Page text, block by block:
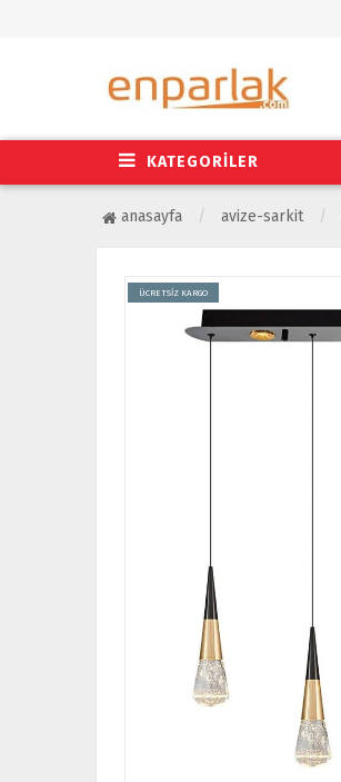
KATEGORİLER
anasayfa avize-sarkit
ÜCRETSİZ KARGO